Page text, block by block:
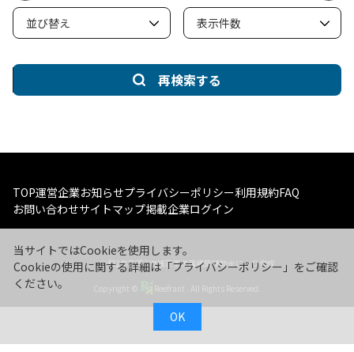
再検索する
TOP運営企業お知らせプライバシーポリシー利用規約FAQ
お問い合わせサイトマップ掲載企業ログイン
Copyright © Reefrant . All Rights Reserved.
令和2年度第3次補正事業再構築補助金により作成
当サイトではCookieを使用します。
Cookieの使用に関する詳細は「プライバシーポリシー 」をご確認
ください。
OK